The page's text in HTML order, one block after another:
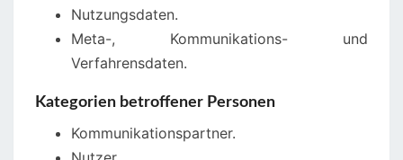
Nutzungsdaten.
Meta-, Kommunikations- und
Verfahrensdaten.
Kategorien betroffener Personen
Kommunikationspartner.